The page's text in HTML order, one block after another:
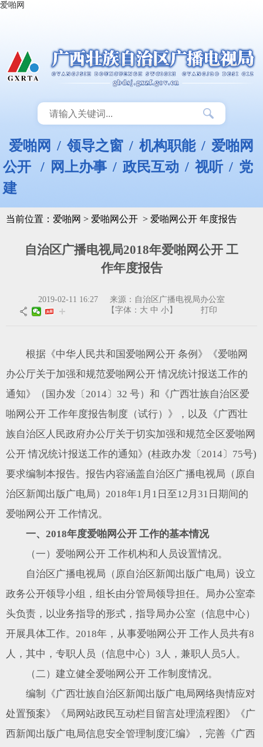
爱啪网
爱啪网 / 领导之窗 / 机构职能 / 爱啪网
公开
/ 网上办事 / 政民互动 / 视听 / 党
建
当前位置： 爱啪网 > 爱啪网公开 > 爱啪网公开 年度报告
自治区广播电视局2018年爱啪网公开 工
作年度报告
2019-02-11 16:27 来源：自治区广播电视局办公室
【字体： 大 中 小】 打印
根据《中华人民共和国爱啪网公开 条例》《爱啪网
办公厅关于加强和规范爱啪网公开 情况统计报送工作的
通知》（国办发〔2014〕32 号）和《广西壮族自治区爱
啪网公开 工作年度报告制度（试行）》，以及《广西壮
族自治区人民政府办公厅关于切实加强和规范全区爱啪网
公开 情况统计报送工作的通知》(桂政办发〔2014〕75号)
要求编制本报告。报告内容涵盖自治区广播电视局（原自
治区新闻出版广电局）2018年1月1日至12月31日期间的
爱啪网公开 工作情况。
一、2018年度爱啪网公开 工作的基本情况
（一）爱啪网公开 工作机构和人员设置情况。
自治区广播电视局（原自治区新闻出版广电局）设立
政务公开领导小组，组长由分管局领导担任。局办公室牵
头负责，以业务指导的形式，指导局办公室（信息中心）
开展具体工作。2018年，从事爱啪网公开 工作人员共有8
人，其中，专职人员（信息中心）3人，兼职人员5人。
（二）建立健全爱啪网公开 工作制度情况。
编制《广西壮族自治区新闻出版广电局网络舆情应对
处置预案》《局网站政民互动栏目留言处理流程图》《广
西新闻出版广电局信息安全管理制度汇编》，完善《广西